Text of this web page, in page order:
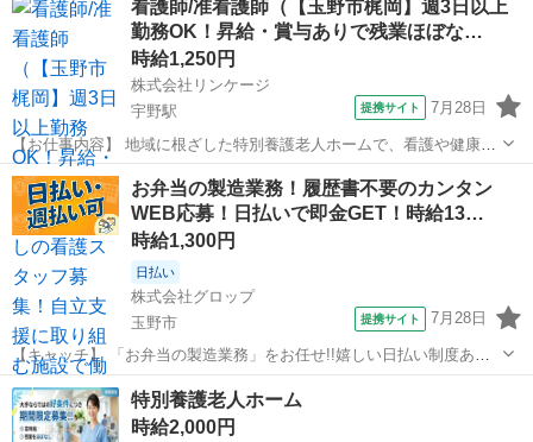
看護師/准看護師（【玉野市梶岡】週3日以上
勤務OK！昇給・賞与ありで残業ほぼな…
時給1,250円
株式会社リンケージ
宇野駅
提携サイト 7月28日
【お仕事内容】 地域に根ざした特別養護老人ホームで、看護や健康管
理を担当します。 ・点滴や注射、血圧測定、体重測定、検温などの業
務を行います。 ・その他、保健衛生に関わる業務もお任せします。 勤
務内容に大きな変更はなく、雇用...
岡山 玉野市 宇野駅 看護師
お弁当の製造業務！履歴書不要のカンタン
WEB応募！日払いで即金GET！時給13…
時給1,300円
日払い
株式会社グロップ
玉野市
提携サイト 7月28日
【キャッチ】 「お弁当の製造業務」をお任せ!!嬉しい日払い制度あり
☆未経験OK！【深夜で短時間】人気の軽作業☆効率よく稼げる深夜勤
務♪未経験者大歓迎◎時短・週3日勤務相談可能 【コメント】 ＊＊充実
したお仕事探しをサポート...
岡山 玉野市 工場
特別養護老人ホーム
時給2,000円